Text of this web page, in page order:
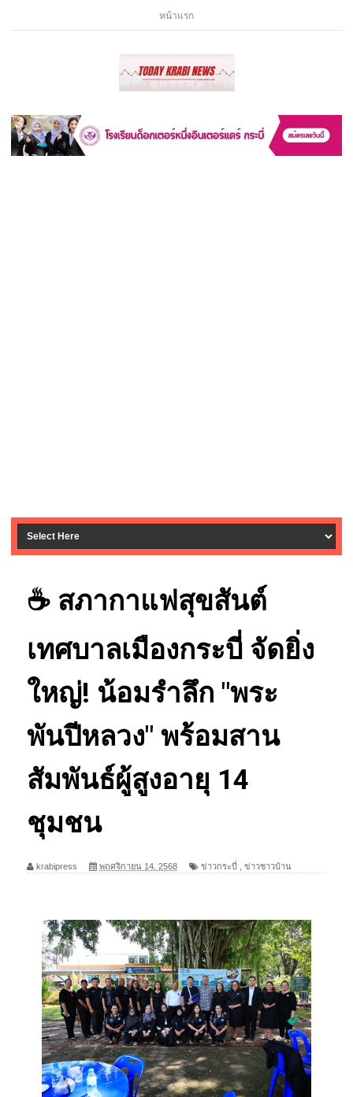
หน้าแรก
☕ สภากาแฟสุขสันต์
เทศบาลเมืองกระบี่ จัดยิ่ง
ใหญ่! น้อมรำลึก "พระ
พันปีหลวง" พร้อมสาน
สัมพันธ์ผู้สูงอายุ 14
ชุมชน
krabipress พฤศจิกายน 14, 2568 ข่าวกระบี่ ข่าวชาวบ้าน